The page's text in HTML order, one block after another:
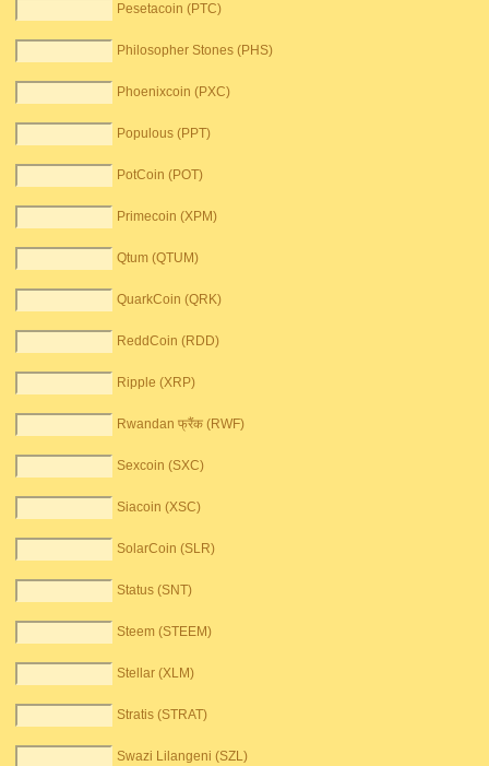
Pesetacoin (PTC)
Philosopher Stones (PHS)
Phoenixcoin (PXC)
Populous (PPT)
PotCoin (POT)
Primecoin (XPM)
Qtum (QTUM)
QuarkCoin (QRK)
ReddCoin (RDD)
Ripple (XRP)
Rwandan फ्रैंक (RWF)
Sexcoin (SXC)
Siacoin (XSC)
SolarCoin (SLR)
Status (SNT)
Steem (STEEM)
Stellar (XLM)
Stratis (STRAT)
Swazi Lilangeni (SZL)